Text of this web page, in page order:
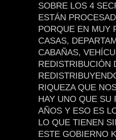
SOBRE LOS 4
ESTÁN
PORQUE EN MUY
CASAS,
CABAÑAS,
REDISTRIBUCIÓN
RIQUEZA QUE
HAY UNO QUE SU
AÑOS Y ESO ES
LO QUE TIENEN
ESTE GOBIERNO